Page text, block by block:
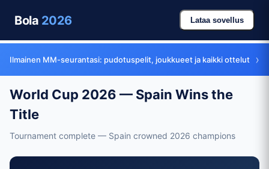
Bola 2026 Lataa sovellus
Ilmainen MM-seurantasi: pudotuspelit, joukkueet ja kaikki ottelut ›
World Cup 2026 — Spain Wins the
Title
Tournament complete — Spain crowned 2026 champions